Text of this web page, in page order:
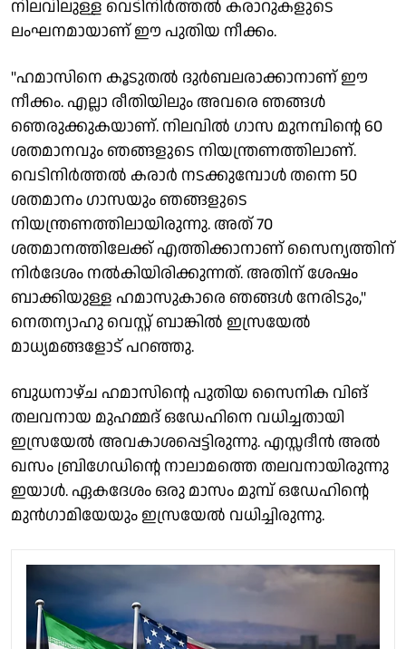
നിലവിലുള്ള വെടിനിർത്തൽ കരാറുകളുടെ
ലംഘനമായാണ് ഈ പുതിയ നീക്കം.
"ഹമാസിനെ കൂടുതൽ ദുർബലരാക്കാനാണ് ഈ
നീക്കം. എല്ലാ രീതിയിലും അവരെ ഞങ്ങൾ
ഞെരുക്കുകയാണ്. നിലവിൽ ഗാസ മുനമ്പിൻ്റെ 60
ശതമാനവും ഞങ്ങളുടെ നിയന്ത്രണത്തിലാണ്.
വെടിനിർത്തൽ കരാർ നടക്കുമ്പോൾ തന്നെ 50
ശതമാനം ഗാസയും ഞങ്ങളുടെ
നിയന്ത്രണത്തിലായിരുന്നു. അത് 70
ശതമാനത്തിലേക്ക് എത്തിക്കാനാണ് സൈന്യത്തിന്
നിർദേശം നൽകിയിരിക്കുന്നത്. അതിന് ശേഷം
ബാക്കിയുള്ള ഹമാസുകാരെ ഞങ്ങൾ നേരിടും,"
നെതന്യാഹു വെസ്റ്റ് ബാങ്കിൽ ഇസ്രയേൽ
മാധ്യമങ്ങളോട് പറഞ്ഞു.
ബുധനാഴ്ച ഹമാസിൻ്റെ പുതിയ സൈനിക വിങ്
തലവനായ മുഹമ്മദ് ഒഡേഹിനെ വധിച്ചതായി
ഇസ്രയേൽ അവകാശപ്പെട്ടിരുന്നു. എസ്സദീൻ അൽ
ഖസം ബ്രിഗേഡിൻ്റെ നാലാമത്തെ തലവനായിരുന്നു
ഇയാൾ. ഏകദേശം ഒരു മാസം മുമ്പ് ഒഡേഹിൻ്റെ
മുൻഗാമിയേയും ഇസ്രയേൽ വധിച്ചിരുന്നു.